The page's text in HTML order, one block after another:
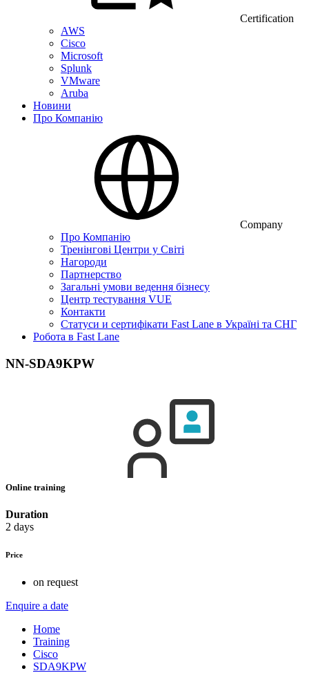
Certification
AWS
Cisco
Microsoft
Splunk
VMware
Aruba
Новини
Про Компанію
Company
Про Компанію
Тренінгові Центри у Світі
Нагороди
Партнерство
Загальні умови ведення бізнесу
Центр тестування VUE
Контакти
Статуси и сертифікати Fast Lane в Україні та СНГ
Робота в Fast Lane
NN-SDA9KPW
Online training
Duration
2 days
Price
on request
Enquire a date
Home
Training
Cisco
SDA9KPW